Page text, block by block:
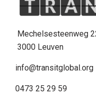
Mechelsesteenweg
3000 Leuven
info@transitglobal.org
0473 25 29 59